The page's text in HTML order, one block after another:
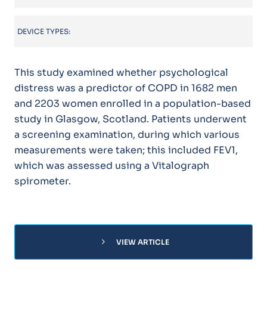
DEVICE TYPES:
This study examined whether psychological
distress was a predictor of COPD in 1682 men
and 2203 women enrolled in a population-based
study in Glasgow, Scotland. Patients underwent
a screening examination, during which various
measurements were taken; this included FEV1,
which was assessed using a Vitalograph
spirometer.
chevron_right VIEW ARTICLE